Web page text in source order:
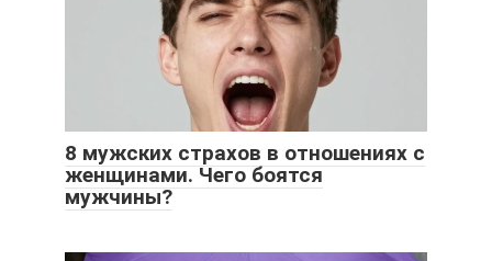
8 мужских страхов в отношениях с
женщинами. Чего боятся
мужчины?